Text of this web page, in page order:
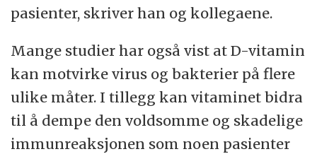
pasienter, skriver han og kollegaene.
Mange studier har også vist at D-vitamin
kan motvirke virus og bakterier på flere
ulike måter. I tillegg kan vitaminet bidra
til å dempe den voldsomme og skadelige
immunreaksjonen som noen pasienter